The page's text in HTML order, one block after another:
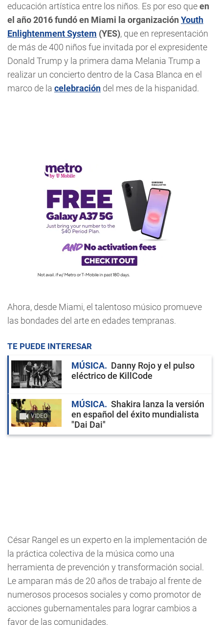
educación artística entre los niños. Es por eso queen
el año 2016 fundó en Miami la organización Youth
Enlightenment System (YES), que en representación
de más de 400 niños fue invitada por el expresidente
Donald Trump y la primera dama Melania Trump a
realizar un concierto dentro de la Casa Blanca en el
marco de la celebración del mes de la hispanidad.
Ahora, desde Miami, el talentoso músico promueve
las bondades del arte en edades tempranas.
TE PUEDE INTERESAR
MÚSICA
Danny Rojo y el pulso
eléctrico de KillCode
VIDEO
MÚSICA
Shakira lanza la versión
en español del éxito mundialista
"Dai Dai"
César Rangel es un experto en la implementación de
la práctica colectiva de la música como una
herramienta de prevención y transformación social.
Le amparan más de 20 años de trabajo al frente de
numerosos procesos sociales y como promotor de
acciones gubernamentales para lograr cambios a
favor de las comunidades.